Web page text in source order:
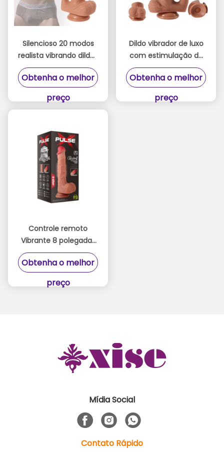
Silencioso 20 modos
realista vibrando dildos
discreto prazer com
controle remoto para
Obtenha o melhor
preço
Dildo vibrador de luxo
com estimulação do
ponto G
Obtenha o melhor
preço
Controle remoto
Vibrante 8 polegadas
Dildos 9 velocidades
empurrando funções
Obtenha o melhor
preço
Mídia Social
Contato Rápido